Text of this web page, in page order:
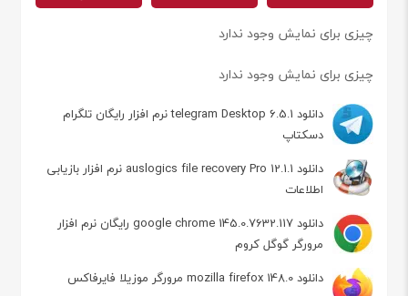
چیزی برای نمایش وجود ندارد
چیزی برای نمایش وجود ندارد
دانلود telegram Desktop 6.5.1 نرم افزار رایگان تلگرام
دسکتاپ
دانلود auslogics file recovery Pro 12.1.1 نرم افزار بازیابی
اطلاعات
دانلود google chrome 145.0.7632.117 رایگان نرم افزار
مرورگر گوگل کروم
دانلود mozilla firefox 148.0 مرورگر موزیلا فایرفاکس